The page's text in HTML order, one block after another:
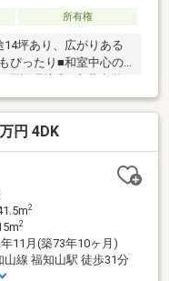
所有権
坪あり、広がりある
ぴったり■和室中心の
■ミニストップ三段池公
知山お城通り店：徒歩
坪)）※セットバッ
災害警戒区域内◆ホー
相談ください♪メール
円 4DK
2
2
11月(築73年10ヶ月)
山線 福知山駅 徒歩31分